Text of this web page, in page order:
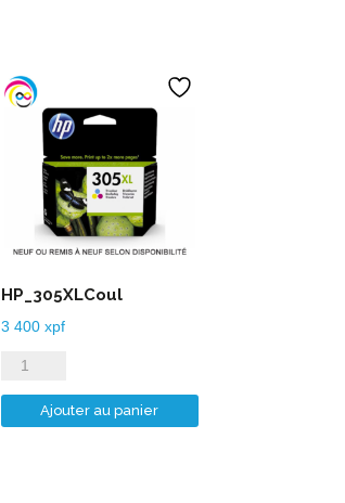
HP_305XLCoul
3 400 xpf
quantité
de
HP_305XLCoul
Ajouter au panier